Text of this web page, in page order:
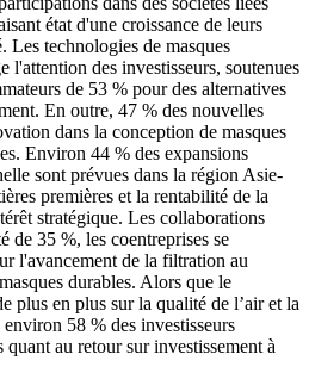
état d'une croissance de leurs
Les technologies de masques
l'attention des investisseurs, soutenues
de 53 % pour des alternatives
En outre, 47 % des nouvelles
dans la conception de masques
Environ 44 % des expansions
sont prévues dans la région Asie-
premières et la rentabilité de la
stratégique. Les collaborations
de 35 %, les coentreprises se
l'avancement de la filtration au
durables. Alors que le
plus en plus sur la qualité de l’air et la
58 % des investisseurs
au retour sur investissement à